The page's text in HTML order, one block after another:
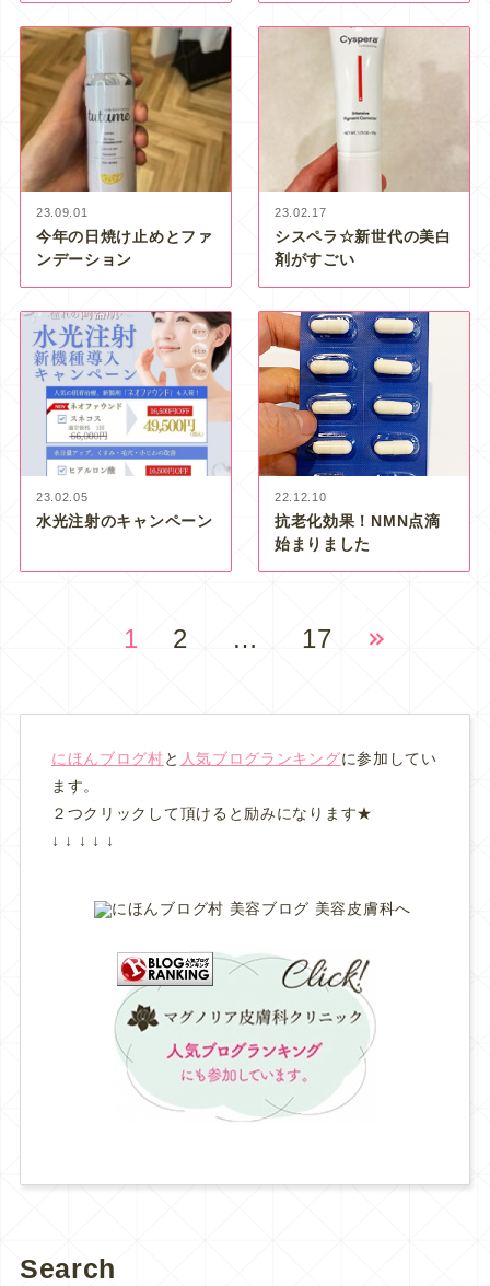
23.09.01
今年の日焼け止めとファ
ンデーション
23.02.17
シスペラ☆新世代の美白
剤がすごい
23.02.05
水光注射のキャンペーン
22.12.10
抗老化効果！NMN点滴
始まりました
1 2 … 17
にほんブログ村と 人気ブログランキングに参加してい
ます。
２つクリックして頂けると励みになります★
↓ ↓ ↓ ↓ ↓
Search